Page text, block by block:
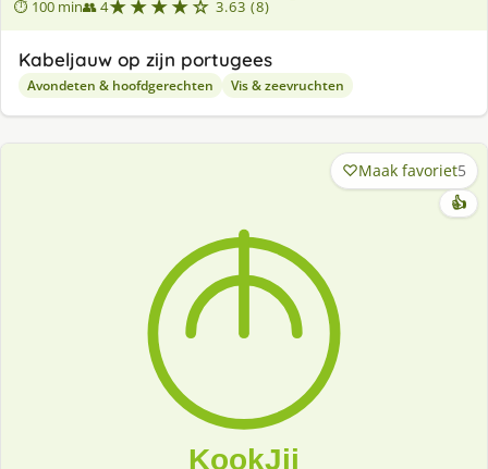
⏱ 100 min👥 4★★★★☆ 3.63 (8)
Kabeljauw op zijn portugees
Avondeten & hoofdgerechten Vis & zeevruchten
Maak favoriet5
👍